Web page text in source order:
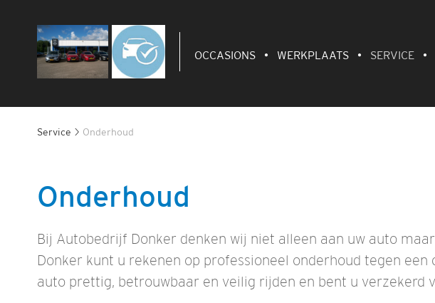
OCCASIONS WERKPLAATS SERVICE
Service Onderhoud
Onderhoud
Bij Autobedrijf Donker denken wij niet alleen aan uw auto
Donker kunt u rekenen op professioneel onderhoud tegen
auto prettig, betrouwbaar en veilig rijden en bent u verzekerd